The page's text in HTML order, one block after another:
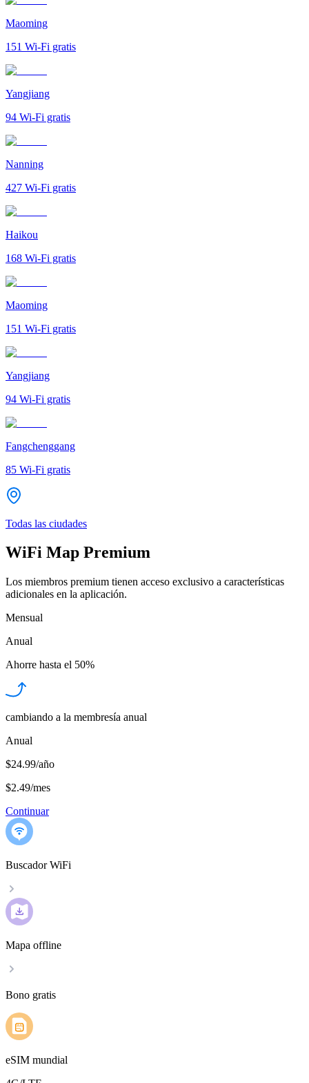
Maoming
151 Wi-Fi gratis
Yangjiang
94 Wi-Fi gratis
Nanning
427 Wi-Fi gratis
Haikou
168 Wi-Fi gratis
Maoming
151 Wi-Fi gratis
Yangjiang
94 Wi-Fi gratis
Fangchenggang
85 Wi-Fi gratis
Todas las ciudades
WiFi Map Premium
Los miembros premium tienen acceso exclusivo a características
adicionales en la aplicación.
Mensual
Anual
Ahorre hasta el 50%
cambiando a la membresía anual
Anual
$24.99/año
$2.49/mes
Continuar
Buscador WiFi
Mapa offline
Bono gratis
eSIM mundial